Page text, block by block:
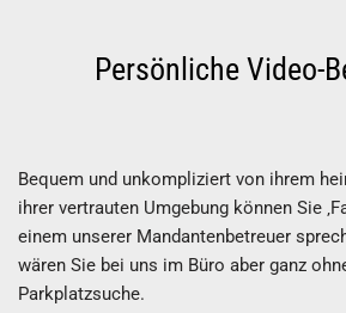
Persönliche Video-
Bequem und unkompliziert von ihrem
ihrer vertrauten Umgebung können Sie
einem unserer Mandantenbetreuer
wären Sie bei uns im Büro aber ganz
Parkplatzsuche.